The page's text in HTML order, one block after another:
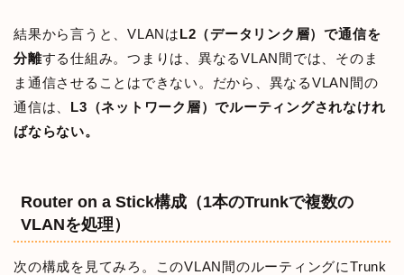
結果から言うと、VLANはL2（データリンク層）で通信を
分離する仕組み。つまりは、異なるVLAN間では、そのま
ま通信させることはできない。だから、異なるVLAN間の
通信は、 L3（ネットワーク層）でルーティングされなけれ
ばならない。
Router on a Stick構成（1本のTrunkで複数の
VLANを処理）
次の構成を見てみろ。このVLAN間のルーティングにTrunk